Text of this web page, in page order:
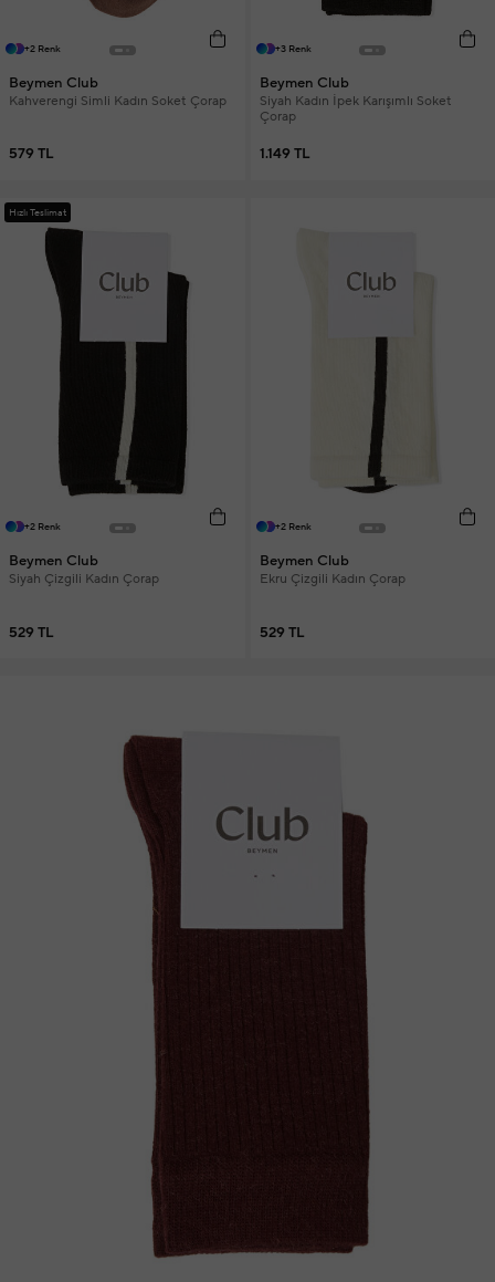
+2 Renk
Beymen Club
Kahverengi Simli Kadın Soket Çorap
579 TL
+3 Renk
Beymen Club
Siyah Kadın İpek Karışımlı Soket
Çorap
1.149 TL
Hızlı Teslimat
+2 Renk
Beymen Club
Siyah Çizgili Kadın Çorap
529 TL
+2 Renk
Beymen Club
Ekru Çizgili Kadın Çorap
529 TL